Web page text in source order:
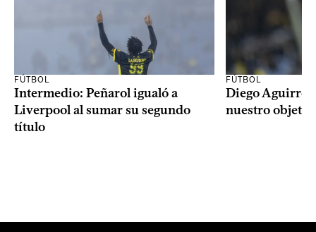
FÚTBOL
Intermedio: Peñarol igualó a
Liverpool al sumar su segundo
título
FÚTBOL
Diego Aguirre:
nuestro